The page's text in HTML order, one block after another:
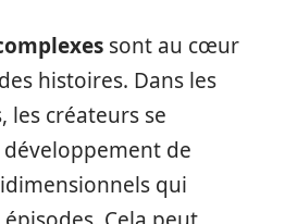
sont au cœur
histoires. Dans les
les créateurs se
de
qui